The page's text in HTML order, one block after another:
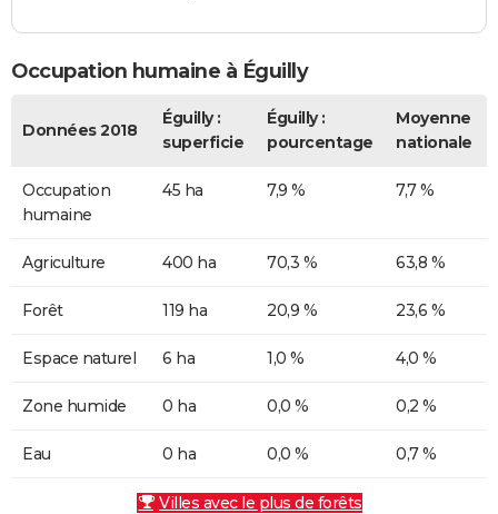
Occupation humaine à Éguilly
Données 2018
Éguilly :
superficie
Éguilly :
pourcentage
Moyenne
nationale
Occupation
humaine
45 ha 7,9 % 7,7 %
Agriculture 400 ha 70,3 % 63,8 %
Forêt 119 ha 20,9 % 23,6 %
Espace naturel 6 ha 1,0 % 4,0 %
Zone humide 0 ha 0,0 % 0,2 %
Eau 0 ha 0,0 % 0,7 %
Villes avec le plus de forêts